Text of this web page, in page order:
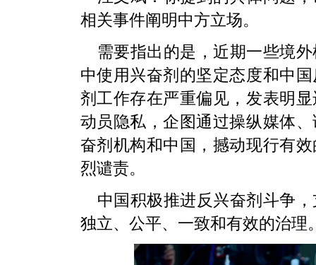
相关事件阐明中方立场。
需要指出的是，近期一些境
中使用兴奋剂的坚定态度和中
剂工作存在严重偏见，发表明
动员隐私，企图通过操纵媒体
奋剂机构和中国，撼动现行有
烈谴责。
中国积极推进反兴奋剂斗争
独立、公平、一致和有效的治理